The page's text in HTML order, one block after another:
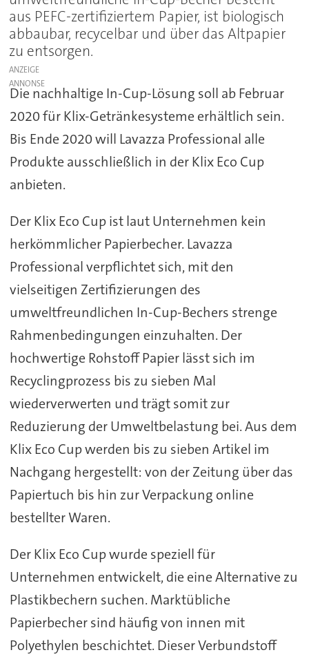
aus PEFC-zertifiziertem Papier, ist biologisch
abbaubar, recycelbar und über das Altpapier
zu entsorgen.
ANZEIGE
Die nachhaltige In-Cup-Lösung soll ab Februar
2020 für Klix-Getränkesysteme erhältlich sein.
Bis Ende 2020 will Lavazza Professional alle
Produkte ausschließlich in der Klix Eco Cup
anbieten.
Der Klix Eco Cup ist laut Unternehmen kein
herkömmlicher Papierbecher. Lavazza
Professional verpflichtet sich, mit den
vielseitigen Zertifizierungen des
umweltfreundlichen In-Cup-Bechers strenge
Rahmenbedingungen einzuhalten. Der
hochwertige Rohstoff Papier lässt sich im
Recyclingprozess bis zu sieben Mal
wiederverwerten und trägt somit zur
Reduzierung der Umweltbelastung bei. Aus dem
Klix Eco Cup werden bis zu sieben Artikel im
Nachgang hergestellt: von der Zeitung über das
Papiertuch bis hin zur Verpackung online
bestellter Waren.
Der Klix Eco Cup wurde speziell für
Unternehmen entwickelt, die eine Alternative zu
Plastikbechern suchen. Marktübliche
Papierbecher sind häufig von innen mit
Polyethylen beschichtet. Dieser Verbundstoff